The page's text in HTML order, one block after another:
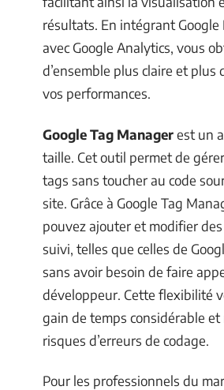
résultats. En intégrant Google
avec Google Analytics, vous
d’ensemble plus claire et plus
vos performances.
Google Tag Managerest un
taille. Cet outil permet de
tags sans toucher au code
site. Grâce à Google Tag
pouvez ajouter et modifier
suivi, telles que celles de
sans avoir besoin de faire
développeur. Cette flexibilité
gain de temps considérable
risques d’erreurs de codage.
Pour les professionnels du